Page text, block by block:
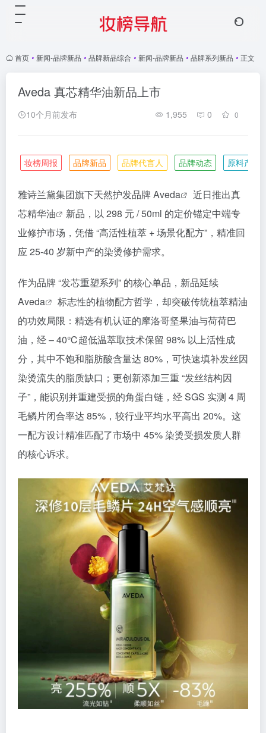
首页 • 新闻-品牌新品 • 品牌新品综合 • 新闻-品牌新品 • 品牌系列新品 • 正文
Aveda 真芯精华油新品上市
10个月前发布 1,955 0 0
妆榜周报 品牌新品 品牌代言人 品牌动态 原料产业
​雅诗兰黛集团旗下天然护发品牌Aveda
近日推出真
芯精华油
新品，以 298 元 / 50ml 的定价锚定中端专
业修护市场，凭借 “高活性植萃 + 场景化配方”，精准回
应 25-40 岁新中产的染烫修护需求。​
作为品牌 “发芯重塑系列” 的核心单品，新品延续
Aveda
标志性的植物配方哲学，却突破传统植萃精油
的功效局限：精选有机认证的摩洛哥坚果油与荷荷巴
油，经 – 40℃超低温萃取技术保留 98% 以上活性成
分，其中不饱和脂肪酸含量达 80%，可快速填补发丝因
染烫流失的脂质缺口；更创新添加三重 “发丝结构因
子”，能识别并重建受损的角蛋白链，经 SGS 实测 4 周
毛鳞片闭合率达 85%，较行业平均水平高出 20%。这
一配方设计精准匹配了市场中 45% 染烫受损发质人群
的核心诉求。